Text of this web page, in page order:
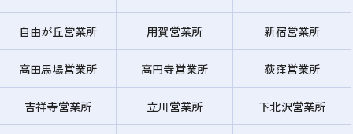
自由が丘営業所 用賀営業所 新宿営業所
高田馬場営業所 高円寺営業所 荻窪営業所
吉祥寺営業所 立川営業所 下北沢営業所